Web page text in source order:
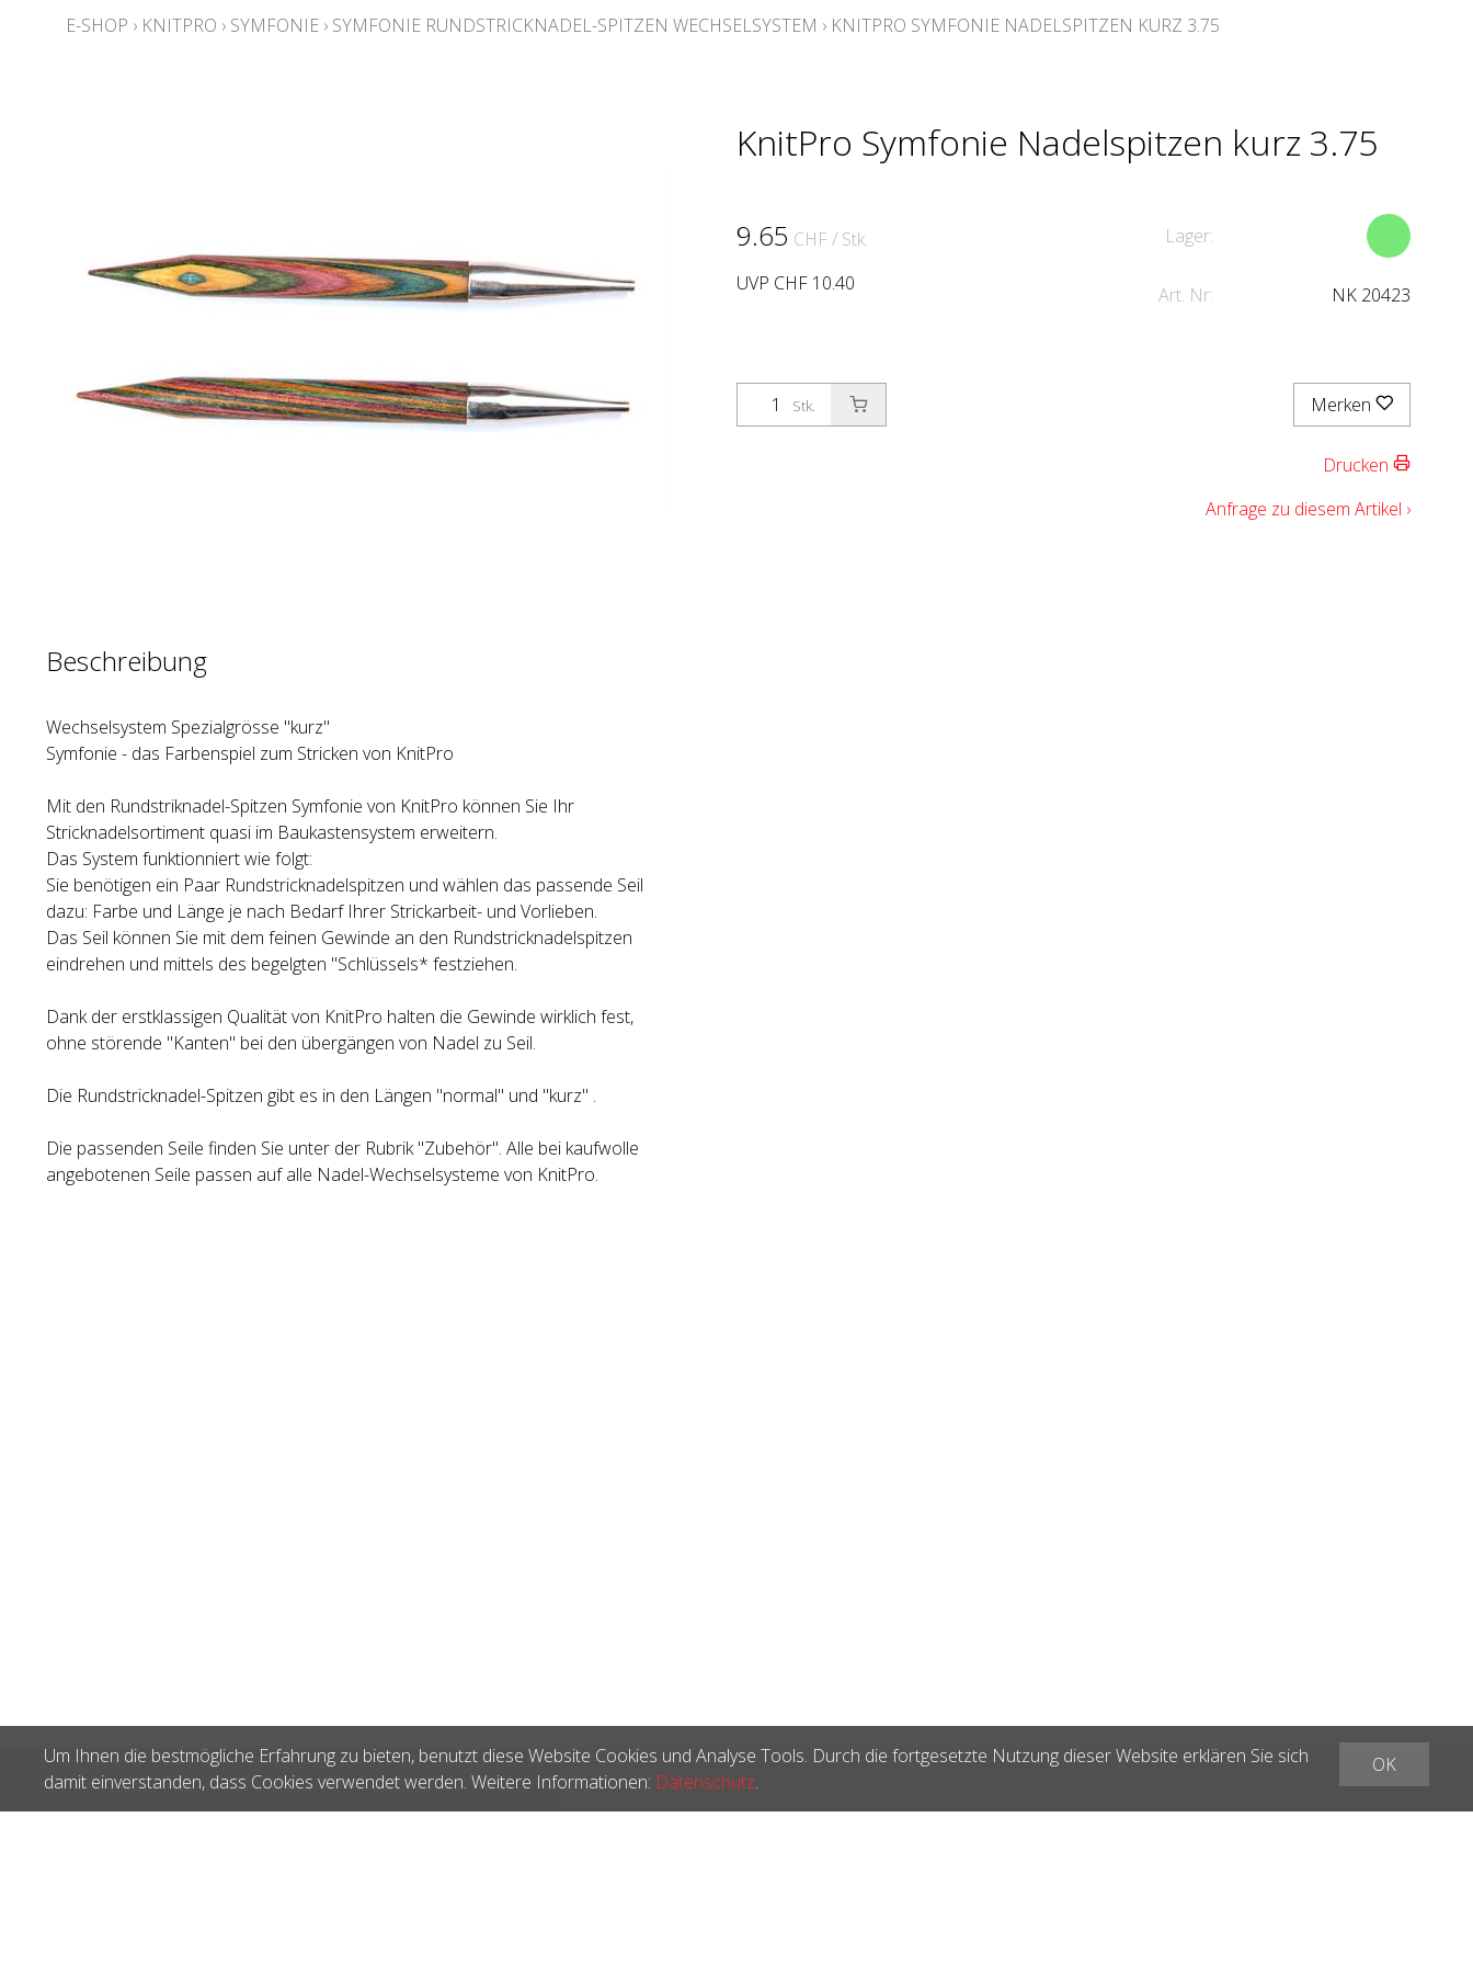
E-SHOP › KNITPRO › SYMFONIE › SYMFONIE RUNDSTRICKNADEL-SPITZEN WECHSELSYSTEM › KNITPRO SYMFONIE NADELSPITZEN KURZ 3.75
KnitPro Symfonie Nadelspitzen kurz 3.75
9.65 CHF / Stk.
UVP CHF 10.40
Lager:
Art. Nr: NK 20423
Stk. Merken
Drucken
Anfrage zu diesem Artikel ›
Beschreibung
Wechselsystem Spezialgrösse "kurz"
Symfonie - das Farbenspiel zum Stricken von KnitPro
Mit den Rundstriknadel-Spitzen Symfonie von KnitPro können Sie Ihr
Stricknadelsortiment quasi im Baukastensystem erweitern.
Das System funktionniert wie folgt:
Sie benötigen ein Paar Rundstricknadelspitzen und wählen das passende Seil
dazu: Farbe und Länge je nach Bedarf Ihrer Strickarbeit- und Vorlieben.
Das Seil können Sie mit dem feinen Gewinde an den Rundstricknadelspitzen
eindrehen und mittels des begelgten "Schlüssels* festziehen.
Dank der erstklassigen Qualität von KnitPro halten die Gewinde wirklich fest,
ohne störende "Kanten" bei den übergängen von Nadel zu Seil.
Die Rundstricknadel-Spitzen gibt es in den Längen "normal" und "kurz" .
Die passenden Seile finden Sie unter der Rubrik "Zubehör". Alle bei kaufwolle
angebotenen Seile passen auf alle Nadel-Wechselsysteme von KnitPro.
OK
Um Ihnen die bestmögliche Erfahrung zu bieten, benutzt diese Website Cookies und Analyse Tools. Durch die fortgesetzte Nutzung dieser Website erklären Sie sich
damit einverstanden, dass Cookies verwendet werden. Weitere Informationen: Datenschutz.